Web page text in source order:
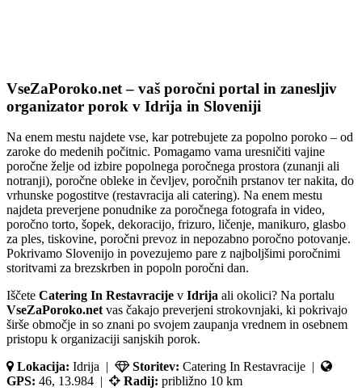
VseZaPoroko.net – Poročni
VseZaPoroko.net – vaš poročni portal in zanesljiv
organizator porok v Idrija in Sloveniji
Na enem mestu najdete vse, kar potrebujete za popolno poroko – od
zaroke do medenih počitnic. Pomagamo vama uresničiti vajine
poročne želje od izbire popolnega poročnega prostora (zunanji ali
notranji), poročne obleke in čevljev, poročnih prstanov ter nakita, do
vrhunske pogostitve (restavracija ali catering). Na enem mestu
najdeta preverjene ponudnike za poročnega fotografa in video,
poročno torto, šopek, dekoracijo, frizuro, ličenje, manikuro, glasbo
za ples, tiskovine, poročni prevoz in nepozabno poročno potovanje.
Pokrivamo Slovenijo in povezujemo pare z najboljšimi poročnimi
storitvami za brezskrben in popoln poročni dan.
Iščete Catering In Restavracije v Idrija ali okolici? Na portalu
VseZaPoroko.netvas čakajo preverjeni strokovnjaki, ki pokrivajo
širše območje in so znani po svojem zaupanja vrednem in osebnem
pristopu k organizaciji sanjskih porok.
Lokacija: Idrija | Storitev: Catering In Restavracije |
GPS: 46, 13.984 | Radij: približno 10 km